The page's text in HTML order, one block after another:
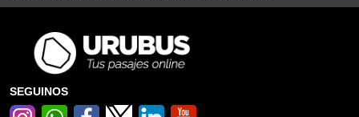
SEGUINOS